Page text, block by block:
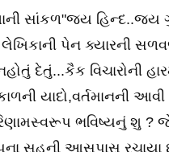
સાંકળ"જય
પેન ક્યારની
દેતું...કૈક વિચારોની
યાદો,વર્તમાનની આવી
ભવિષ્યનું શુ ?
સહુની આસપાસ રચાયા